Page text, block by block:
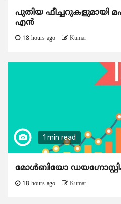
പുതിയ ഫീച്ചറുകളുമായി
എൻ
18 hours ago Kumar
1 min read
മോൾബിയോ
18 hours ago Kumar